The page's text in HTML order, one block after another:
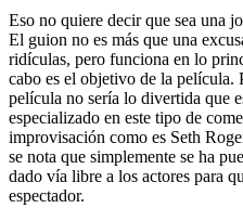
Eso no quiere decir que sea una
El guion no es más que una
ridículas, pero funciona en lo
cabo es el objetivo de la película.
película no sería lo divertida que
especializado en este tipo de
improvisación como es Seth
se nota que simplemente se ha
dado vía libre a los actores para
espectador.